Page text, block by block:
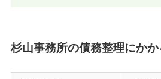
杉山事務所の債務整理にかか